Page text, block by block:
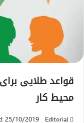
قواعد طلایی
محیط کار
Editorial
25/10/2019